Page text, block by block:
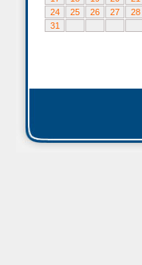
24
25 26 27 28
31